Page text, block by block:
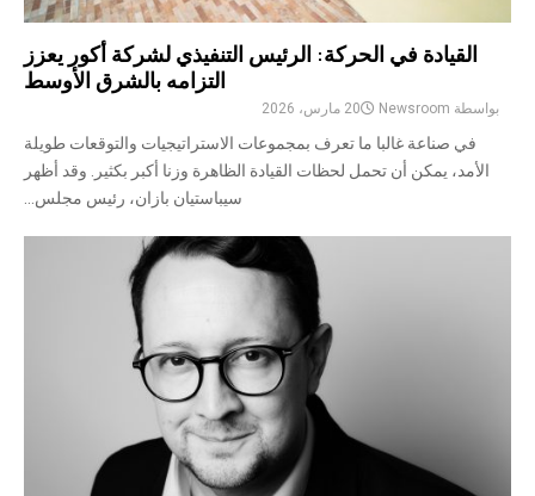
القيادة في الحركة: الرئيس التنفيذي لشركة أكور يعزز
التزامه بالشرق الأوسط
بواسطة Newsroom 20 مارس، 2026
في صناعة غالبا ما تعرف بمجموعات الاستراتيجيات والتوقعات طويلة
الأمد، يمكن أن تحمل لحظات القيادة الظاهرة وزنا أكبر بكثير. وقد أظهر
سيباستيان بازان، رئيس مجلس...